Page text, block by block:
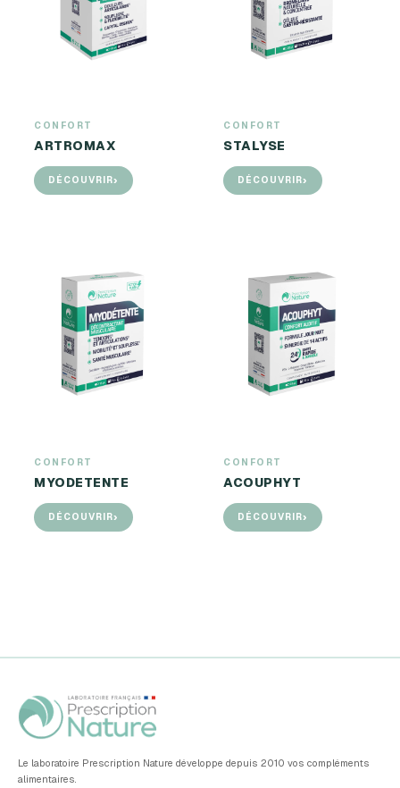
CONFORT
ARTROMAX
DÉCOUVRIR›
CONFORT
STALYSE
DÉCOUVRIR›
CONFORT
MYODETENTE
DÉCOUVRIR›
CONFORT
ACOUPHYT
DÉCOUVRIR›
Le laboratoire Prescription Nature développe depuis 2010 vos compléments
alimentaires.